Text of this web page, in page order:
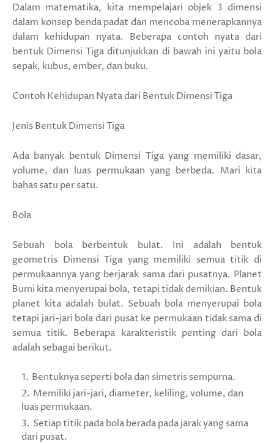
Dalam matematika, kita mempelajari objek 3 dimensi
dalam konsep benda padat dan mencoba menerapkannya
dalam kehidupan nyata. Beberapa contoh nyata dari
bentuk Dimensi Tiga ditunjukkan di bawah ini yaitu bola
sepak, kubus, ember, dan buku.
Contoh Kehidupan Nyata dari Bentuk Dimensi Tiga
Jenis Bentuk Dimensi Tiga
Ada banyak bentuk Dimensi Tiga yang memiliki dasar,
volume, dan luas permukaan yang berbeda. Mari kita
bahas satu per satu.
Bola
Sebuah bola berbentuk bulat. Ini adalah bentuk
geometris Dimensi Tiga yang memiliki semua titik di
permukaannya yang berjarak sama dari pusatnya. Planet
Bumi kita menyerupai bola, tetapi tidak demikian. Bentuk
planet kita adalah bulat. Sebuah bola menyerupai bola
tetapi jari-jari bola dari pusat ke permukaan tidak sama di
semua titik. Beberapa karakteristik penting dari bola
adalah sebagai berikut.
Bentuknya seperti bola dan simetris sempurna.
Memiliki jari-jari, diameter, keliling, volume, dan
luas permukaan.
Setiap titik pada bola berada pada jarak yang sama
dari pusat.